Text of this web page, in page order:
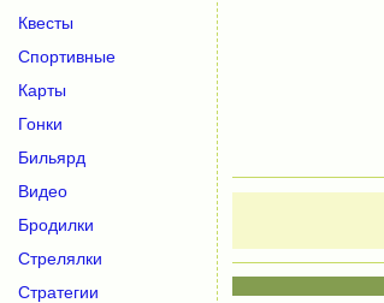
Квесты
Спортивные
Карты
Гонки
Бильярд
Видео
Бродилки
Стрелялки
Стратегии